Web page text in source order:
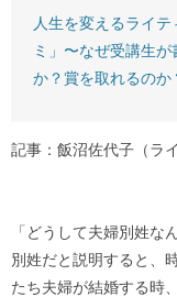
人生を変えるライ
ミ」〜なぜ受講生
か？賞を取れるのか
記事：飯沼佐代子（ラ
「どうして夫婦別姓な
別姓だと説明すると、
たち夫婦が結婚する時